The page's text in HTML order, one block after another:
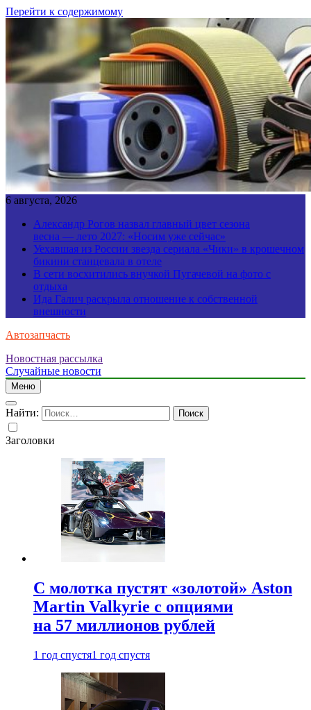
Перейти к содержимому
6 августа, 2026
Александр Рогов назвал главный цвет сезона
весна — лето 2027: «Носим уже сейчас»
Уехавшая из России звезда сериала «Чики» в крошечном
бикини станцевала в отеле
В сети восхитились внучкой Пугачевой на фото с
отдыха
Ида Галич раскрыла отношение к собственной
внешности
Автозапчасть
Новостная рассылка
Случайные новости
Меню
Найти:
Заголовки
С молотка пустят «золотой» Aston
Martin Valkyrie с опциями
на 57 миллионов рублей
1 год спустя1 год спустя